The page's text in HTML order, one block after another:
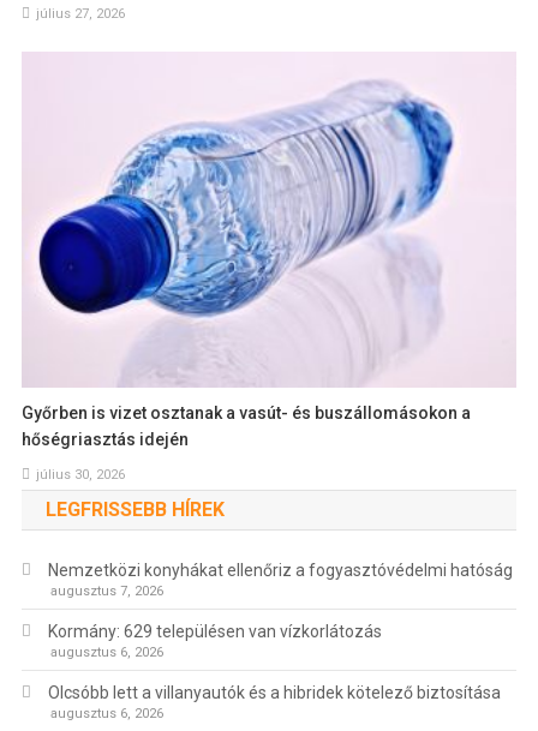
július 27, 2026
Győrben is vizet osztanak a vasút- és buszállomásokon a
hőségriasztás idején
július 30, 2026
LEGFRISSEBB HÍREK
Nemzetközi konyhákat ellenőriz a fogyasztóvédelmi hatóság
augusztus 7, 2026
Kormány: 629 településen van vízkorlátozás
augusztus 6, 2026
Olcsóbb lett a villanyautók és a hibridek kötelező biztosítása
augusztus 6, 2026